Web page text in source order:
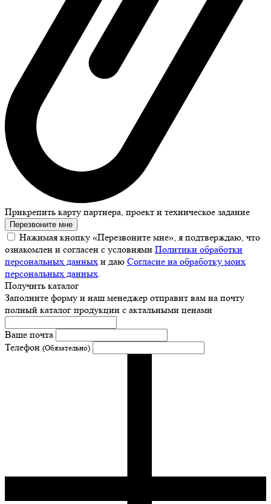
Прикрепить карту партнера, проект и техническое задание
Перезвоните мне
Нажимая кнопку «Перезвоните мне», я подтверждаю, что
ознакомлен и согласен с условиями Политики обработки
персональных данных и даю Согласие на обработку моих
персональных данных.
Получить каталог
Заполните форму и наш менеджер отправит вам на почту
полный каталог продукции с актальными ценами
Ваше почта
Телефон (Обязательно)